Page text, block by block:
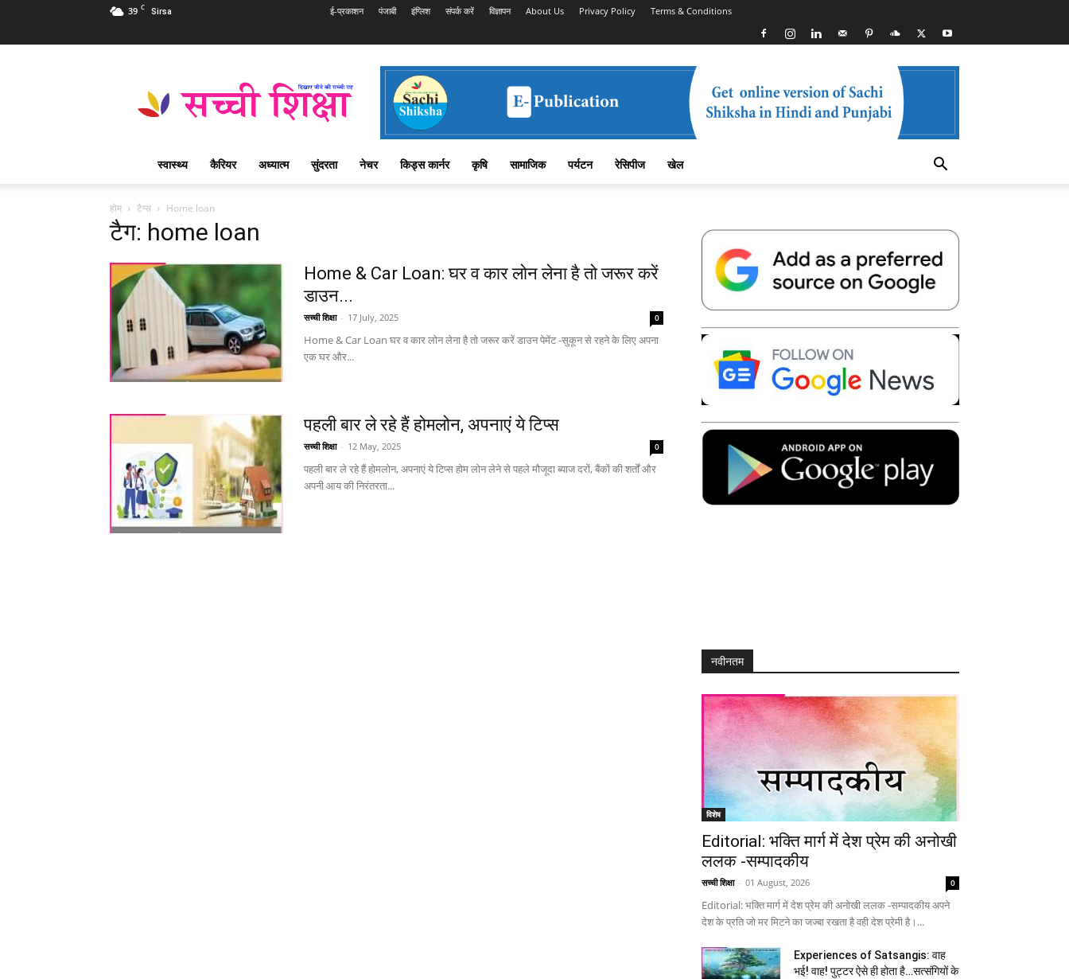
39 C Sirsa ई-प्रकाशन पंजाबी इंग्लिश संपर्क करें विज्ञापन About Us Privacy Policy Terms & Conditions
Shiksha
शिक्षा
स्वास्थ्य कैरियर अध्यात्म सुंदरता नेचर किड्स कार्नर कृषि सामाजिक पर्यटन रेसिपीज खेल
होम टैग्स Home loan
टैग: home loan
Home & Car Loan: घर व कार लोन लेना है तो जरूर करें
डाउन...
सच्ची शिक्षा - 17 July, 2025 0
Home & Car Loan घर व कार लोन लेना है तो जरूर करें डाउन पेमेंट -सुकून से रहने के लिए अपना
एक घर और...
पहली बार ले रहे हैं होमलोन, अपनाएं ये टिप्स
सच्ची शिक्षा - 12 May, 2025 0
पहली बार ले रहे हैं होमलोन, अपनाएं ये टिप्स होम लोन लेने से पहले मौजूदा ब्याज दरों, बैंकों की शर्तों और
अपनी आय की निरंतरता...
नवीनतम
विशेष
Editorial: भक्ति मार्ग में देश प्रेम की अनोखी
ललक -सम्पादकीय
सच्ची शिक्षा - 01 August, 2026 0
Editorial: भक्ति मार्ग में देश प्रेम की अनोखी ललक -सम्पादकीय अपने
देश के प्रति जो मर मिटने का जज्बा रखता है वही देश प्रेमी है।...
Experiences of Satsangis: वाह
भई! वाह! पुट्टर ऐसे ही होता है…सत्संगियों के